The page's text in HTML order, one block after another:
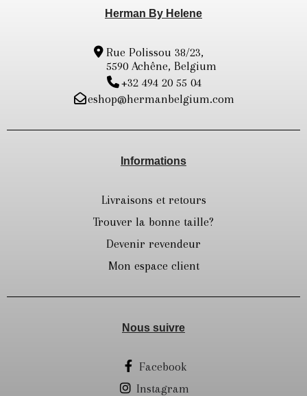
Herman By Helene
Rue Polissou 38/23,
5590 Achêne, Belgium
+32 494 20 55 04
eshop@hermanbelgium.com
Informations
Livraisons et retours
Trouver la bonne taille?
Devenir revendeur
Mon espace client
Nous suivre
Facebook
Instagram